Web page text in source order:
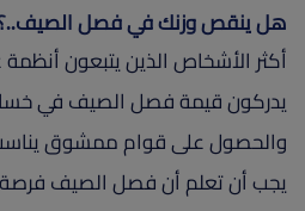
هل ينقص وزنك في فصل
أكثر الأشخاص الذين يتبعون
يدركون قيمة فصل الصيف في
والحصول على قوام ممشوق
يجب أن تعلم أن فصل الصيف فرصة